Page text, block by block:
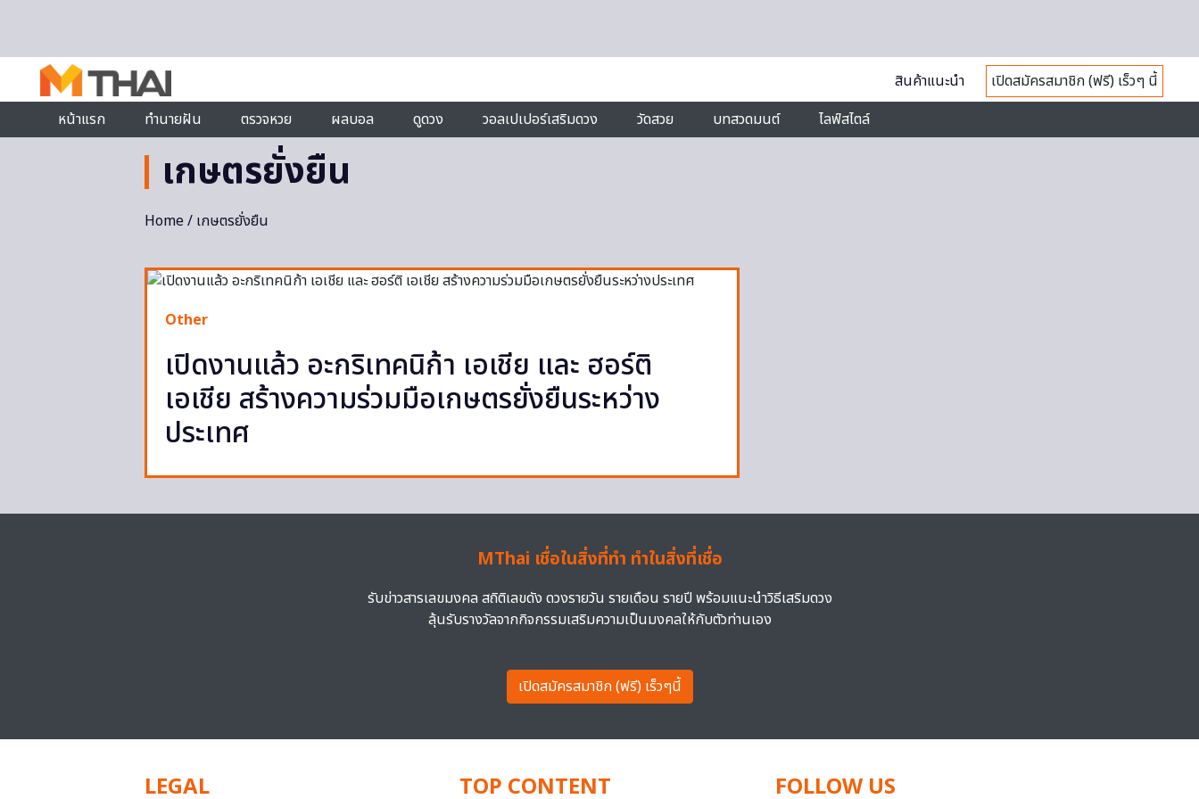
สินค้าแนะนำ
เปิดสมัครสมาชิก (ฟรี) เร็วๆ นี้
หน้าแรก
ทำนายฝัน ตรวจหวย ผลบอล ดูดวง วอลเปเปอร์เสริมดวง วัดสวย บทสวดมนต์ ไลฟ์สไตล์
เกษตรยั่งยืน
Home/ เกษตรยั่งยืน
Other
เปิดงานแล้ว อะกริเทคนิก้า เอเชีย และ ฮอร์ติ
เอเชีย สร้างความร่วมมือเกษตรยั่งยืนระหว่าง
ประเทศ
MThai เชื่อในสิ่งที่ทำ ทำในสิ่งที่เชื่อ
รับข่าวสารเลขมงคล สถิติเลขดัง ดวงรายวัน รายเดือน รายปี พร้อมแนะนำวิธีเสริมดวง
ลุ้นรับรางวัลจากกิจกรรมเสริมความเป็นมงคลให้กับตัวท่านเอง
เปิดสมัครสมาชิก (ฟรี) เร็วๆนี้
LEGAL TOP CONTENT FOLLOW US